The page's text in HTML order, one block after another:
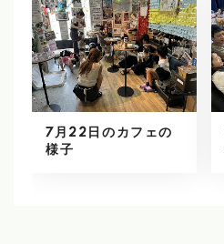
7月22日のカフェの
様子